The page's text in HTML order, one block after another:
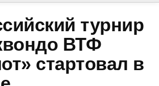
турнир
ВТФ
стартовал в